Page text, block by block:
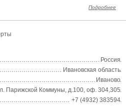
Подробнее
Россия
Ивановская область
Иваново
Парижской Коммуны, д.100, оф. 304,305
+7 (4932) 383594